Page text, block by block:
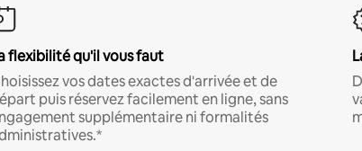
flexibilité qu'il vous faut
vos dates exactes d'arrivée et de
puis réservez facilement en ligne, sans
supplémentaire ni formalités